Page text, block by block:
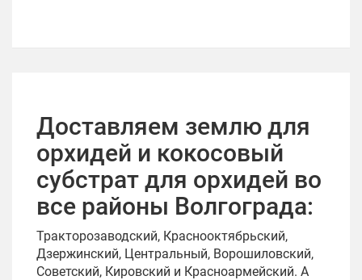
Доставляем землю для
орхидей и кокосовый
субстрат для орхидей во
все районы Волгограда:
Тракторозаводский, Краснооктябрьский,
Дзержинский, Центральный, Ворошиловский,
Советский, Кировский и Красноармейский. А